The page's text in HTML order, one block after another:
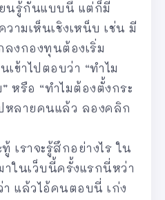
นรู้กันแบบนี้ แต่ก็มี
ามเห็นเชิงเหน็บ เช่น มี
ลงกองทุนต้องเริ่ม
เข้าไปตอบว่า “ทำไม
หรือ “ทำไมต้องตั้งกระ
หลายคนแล้ว ลองคลิก
เราจะรู้สึกอย่างไร ใน
าในเว็บนี้ครั้งแรกนี่หว่า
แล้วไอ้คนตอบนี่ เก่ง